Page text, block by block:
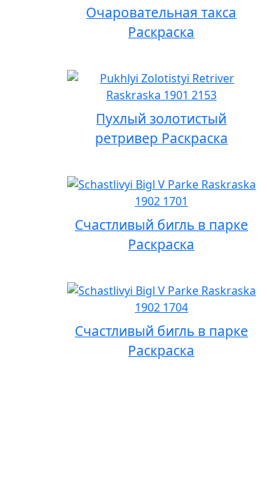
Очаровательная такса
Раскраска
Пухлый золотистый
ретривер Раскраска
Счастливый бигль в парке
Раскраска
Счастливый бигль в парке
Раскраска